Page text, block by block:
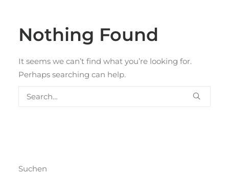
Nothing Found
It seems we can’t find what you’re looking for.
Perhaps searching can help.
Suchen